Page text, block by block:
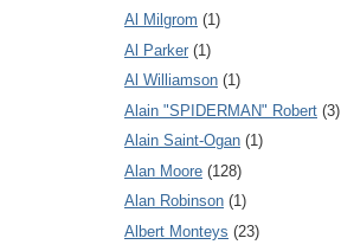
Al Milgrom (1)
Al Parker (1)
Al Williamson (1)
Alain "SPIDERMAN" Robert (3)
Alain Saint-Ogan (1)
Alan Moore (128)
Alan Robinson (1)
Albert Monteys (23)